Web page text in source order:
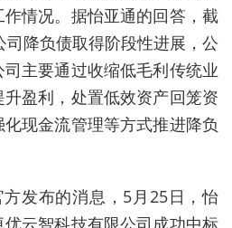
情况。据怡亚通的回答，截
司降负债取得阶段性进展，公
主要通过收缩低毛利传统业
盈利，处置低效资产回笼资
现金流管理等方式推进降负
发布的消息， 5 月 25日，怡
云智科技有限公司成功中标